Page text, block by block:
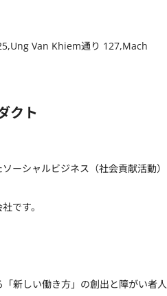
Van Khiem通り 127,Mach
クト
ーシャルビジネス（社会貢献活動）
です。
新しい働き方」の創出と障がい者人